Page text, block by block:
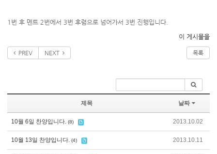
1번 후 멘트 2번에서 3번 후렴으로 넘어가서 3번 진행입니다.
이 게시물을
PREV NEXT 목록
제목 날짜
10월 6일 찬양입니다. (8) 2013.10.02
10월 13일 찬양입니다. (4) 2013.10.11